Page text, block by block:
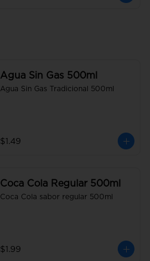
Agua Sin Gas 500ml
Agua Sin Gas Tradicional 500ml
$1.49
Coca Cola Regular 500ml
Coca Cola sabor regular 500ml
$1.99